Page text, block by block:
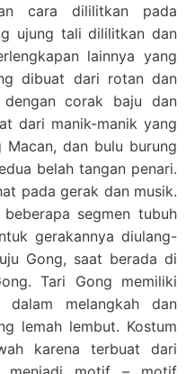
cara dililitkan pada
ujung tali dililitkan dan
lainnya yang
dibuat dari rotan dan
corak baju dan
dari manik-manik yang
dan bulu burung
belah tangan penari.
pada gerak dan musik.
segmen tubuh
gerakannya diulang-
Gong, saat berada di
Tari Gong memiliki
melangkah dan
lemah lembut. Kostum
karena terbuat dari